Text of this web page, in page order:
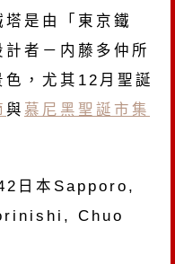
是由「東京鐵
計者－内藤多仲所
，尤其12月聖誕
與 慕尼黑聖誕市集
日本Sapporo,
Chuo